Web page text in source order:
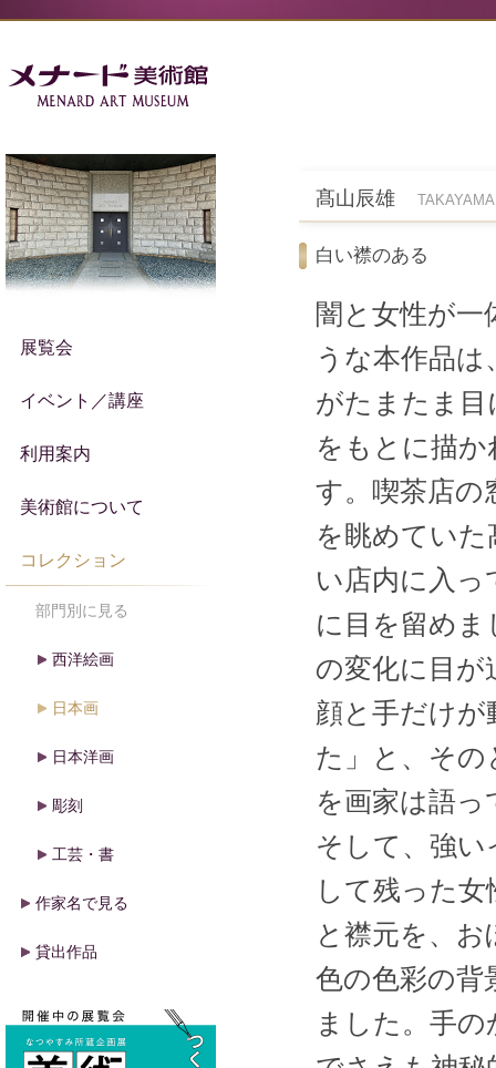
髙山辰雄
白い襟のある
闇と女性が一
うな本作品は
がたまたま目
をもとに描
す。喫茶店の
を眺めていた
い店内に入っ
に目を留めま
の変化に目が
顔と手だけが
た」と、その
を画家は語っ
そして、強
して残った
と襟元を、
色の色彩の背
ました。手
展覧会
イベント／講座
利用案内
美術館について
コレクション
部門別に見る
西洋絵画
日本画
日本洋画
彫刻
工芸・書
作家名で見る
貸出作品